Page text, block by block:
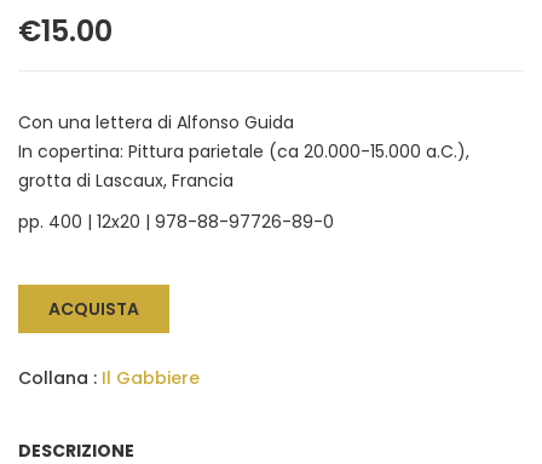
€15.00
Con una lettera di Alfonso Guida
In copertina: Pittura parietale (ca 20.000-15.000 a.C.),
grotta di Lascaux, Francia
pp. 400 | 12x20 | 978-88-97726-89-0
ACQUISTA
Collana : Il Gabbiere
DESCRIZIONE